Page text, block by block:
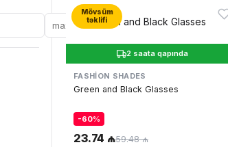
Mövsüm
təklifi
2 saata qapında
FASHION SHADES
Green and Black Glasses
-60%
23.74 ₼59.48 ₼